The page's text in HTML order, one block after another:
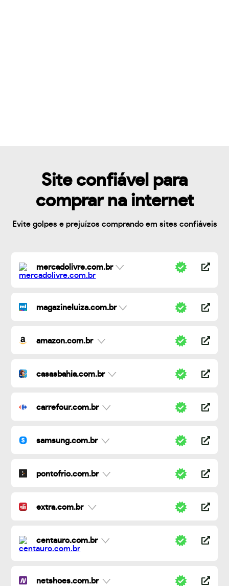
Site confiável para
comprar na internet
Evite golpes e prejuízos comprando em sites confiáveis
mercadolivre.com.br
magazineluiza.com.br
amazon.com.br
casasbahia.com.br
carrefour.com.br
samsung.com.br
pontofrio.com.br
extra.com.br
centauro.com.br
netshoes.com.br